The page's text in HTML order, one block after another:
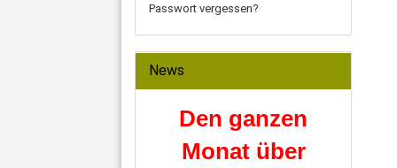
Passwort vergessen?
News
Den ganzen
Monat über